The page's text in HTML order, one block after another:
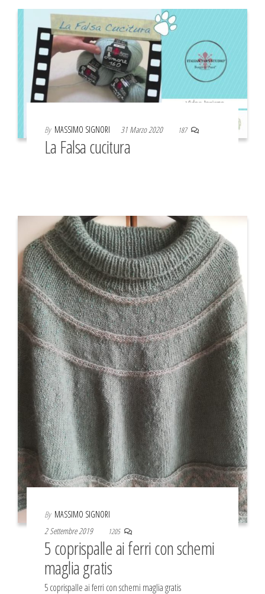
By MASSIMO SIGNORI 31 Marzo 2020 187
La Falsa cucitura
By MASSIMO SIGNORI
2 Settembre 2019
1205
5 coprispalle ai ferri con schemi
maglia gratis
5 coprispalle ai ferri con schemi maglia gratis